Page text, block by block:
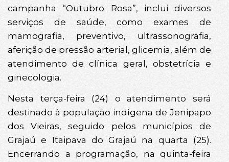
campanha “Outubro Rosa”, inclui diversos
serviços de saúde, como exames de
mamografia, preventivo, ultrassonografia,
aferição de pressão arterial, glicemia, além de
atendimento de clínica geral, obstetrícia e
ginecologia.
Nesta terça-feira (24) o atendimento será
destinado à população indígena de Jenipapo
dos Vieiras, seguido pelos municípios de
Grajaú e Itaipava do Grajaú na quarta (25).
Encerrando a programação, na quinta-feira